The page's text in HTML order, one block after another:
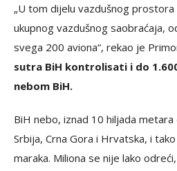
„U tom dijelu vazdušnog
ukupnog vazdušnog saobraćaja,
svega 200 aviona“, rekao je
sutra BiH kontrolisati i do
nebom BiH.
BiH nebo, iznad 10 hiljada
Srbija, Crna Gora i Hrvatska, i
maraka. Miliona se nije lako